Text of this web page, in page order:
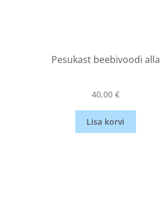
Pesukast beebivoodi alla
40,00 €
Lisa korvi